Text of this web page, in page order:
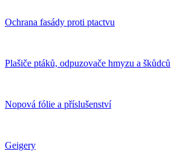
Ochrana fasády proti ptactvu
Plašiče ptáků, odpuzovače hmyzu a škůdců
Nopová fólie a příslušenství
Geigery